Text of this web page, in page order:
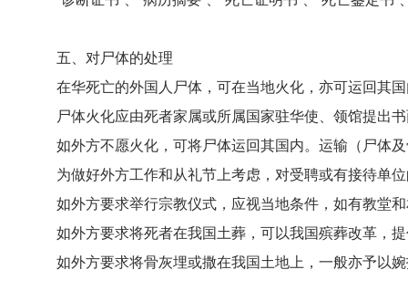
五、 对尸体的处理
在华死亡的外国人尸体，可在当地火化，亦可运回其国
尸体火化应由死者家属或所属国家驻华使、领馆提出书
如外方不愿火化，可将尸体运回其国内。运输（尸体及
为做好外方工作和从礼节上考虑，对受聘或有接待单位
如外方要求举行宗教仪式，应视当地条件，如有教堂和
如外方要求将死者在我国土葬，可以我国殡葬改革，提
如外方要求将骨灰埋或撒在我国土地上，一般亦予以婉